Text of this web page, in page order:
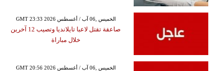
GMT 23:33 2026 الخميس ,06 آب / أغسطس
صاعقة تقتل لاعبا تايلانديا وتصيب 12 آخرين
خلال مباراة
GMT 20:56 2026 الخميس ,06 آب / أغسطس